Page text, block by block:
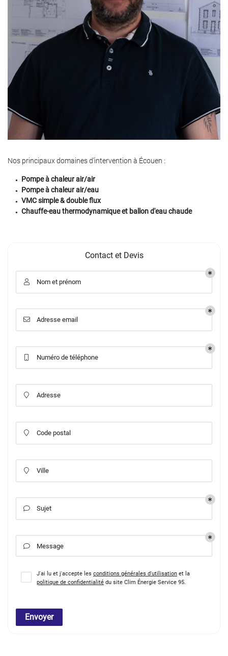
Nos principaux domaines d’intervention à Écouen :
Pompe à chaleur air/air
Pompe à chaleur air/eau
VMC simple & double flux
Chauffe-eau thermodynamique et ballon d'eau chaude
Contact et Devis
 Nom et prénom
 Adresse email
Numéro de téléphone
 Adresse
 Code postal
 Ville
 Sujet
 Message
J'ai lu et j'accepte les conditions générales d'utilisation et la
politique de confidentialité du site Clim Énergie Service 95.
Envoyer